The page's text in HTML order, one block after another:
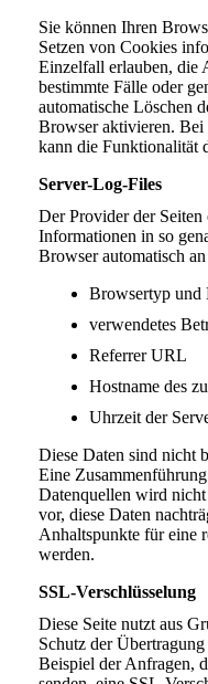
Sie können Ihren
Setzen von Cookies
Einzelfall erlauben, die
bestimmte Fälle oder
automatische Löschen
Browser aktivieren.
kann die Funktionalität
Server-Log-Files
Der Provider der Seiten
Informationen in so
Browser automatisch
Browsertyp und
verwendetes
Referrer URL
Hostname des
Uhrzeit der
Diese Daten sind nicht
Eine
Datenquellen wird
vor, diese Daten
Anhaltspunkte für eine
werden.
SSL-Verschlüsselung
Diese Seite nutzt aus
Schutz der
Beispiel der Anfragen,